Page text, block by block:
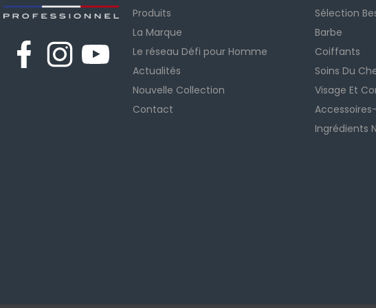
Produits
La Marque
Le réseau Défi pour Homme
Actualités
Nouvelle Collection
Contact
Sélection
Barbe
Coiffants
Soins Du
Visage Et
Ingrédients